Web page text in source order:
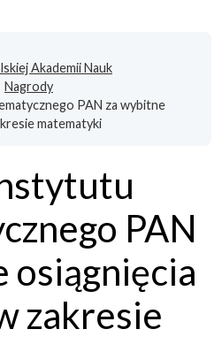
Akademii Nauk
Nagrody
PAN za wybitne
matematyki
PAN
osiągnięcia
zakresie